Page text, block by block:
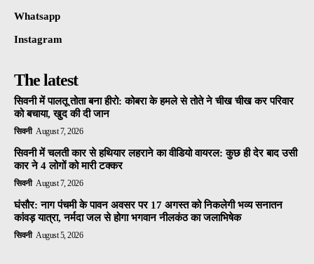
Whatsapp
Instagram
The latest
सिवनी में पालतू तोता बना हीरो: कोबरा के हमले से तोते ने चीख चीख कर परिवार
को बचाया, खुद की दी जान
सिवनी August 7, 2026
सिवनी में चलती कार से हथियार लहराने का वीडियो वायरल: कुछ ही देर बाद उसी
कार ने 4 लोगों को मारी टक्कर
सिवनी August 7, 2026
घंसौर: नाग पंचमी के पावन अवसर पर 17 अगस्त को निकलेगी भव्य सनातन
कांवड़ यात्रा, नर्मदा जल से होगा भगवान नीलकंठ का जलाभिषेक
सिवनी August 5, 2026